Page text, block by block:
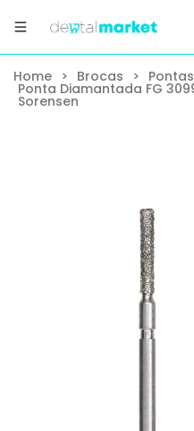
Home > Brocas >
Ponta Diamantada FG
Sorensen